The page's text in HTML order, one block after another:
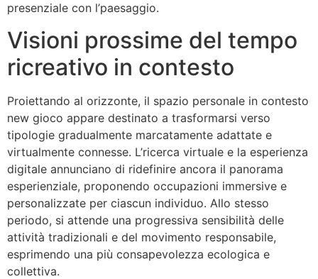
presenziale con l’paesaggio.
Visioni prossime del tempo
ricreativo in contesto
Proiettando al orizzonte, il spazio personale in contesto
new gioco appare destinato a trasformarsi verso
tipologie gradualmente marcatamente adattate e
virtualmente connesse. L’ricerca virtuale e la esperienza
digitale annunciano di ridefinire ancora il panorama
esperienziale, proponendo occupazioni immersive e
personalizzate per ciascun individuo. Allo stesso
periodo, si attende una progressiva sensibilità delle
attività tradizionali e del movimento responsabile,
esprimendo una più consapevolezza ecologica e
collettiva.